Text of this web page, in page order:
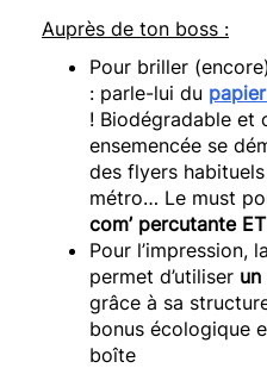
Auprès de ton boss :
Pour briller (encore)
: parle-lui du
! Biodégradable et
ensemencée se
des flyers
métro… Le must
com’ percutante ET
Pour l’impression, la
permet d’utiliser un
grâce à sa
bonus écologique
boîte